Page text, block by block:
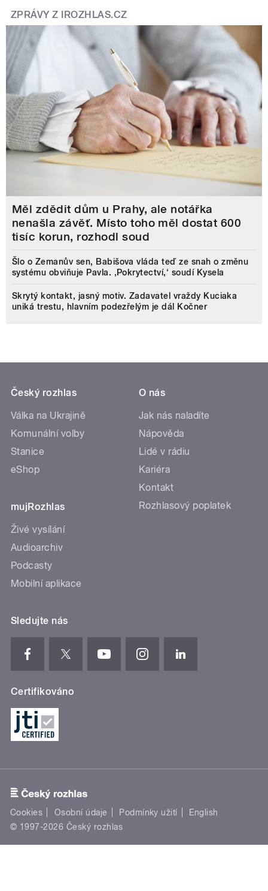
ZPRÁVY Z IROZHLAS.CZ
Měl zdědit dům u Prahy, ale notářka
nenašla závěť. Místo toho měl dostat 600
tisíc korun, rozhodl soud
Šlo o Zemanův sen, Babišova vláda teď ze snah o změnu
systému obviňuje Pavla. ‚Pokrytectví,‘ soudí Kysela
Skrytý kontakt, jasný motiv. Zadavatel vraždy Kuciaka
uniká trestu, hlavním podezřelým je dál Kočner
Český rozhlas
Válka na Ukrajině
Komunální volby
Stanice
eShop
mujRozhlas
Živé vysílání
Audioarchiv
Podcasty
Mobilní aplikace
O nás
Jak nás naladíte
Nápověda
Lidé v rádiu
Kariéra
Kontakt
Rozhlasový poplatek
Sledujte nás
Certifikováno
Cookies Osobní údaje Podmínky užití
English
© 1997-2026 Český rozhlas